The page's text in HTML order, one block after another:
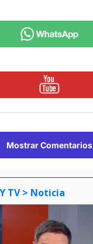
Mostrar Comentarios
TV > Noticia